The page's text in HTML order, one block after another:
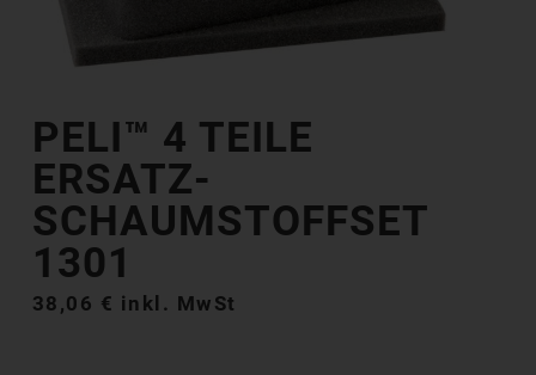
PELI™ 4 TEILE
ERSATZ-
SCHAUMSTOFFSET
1301
38,06 € inkl. MwSt